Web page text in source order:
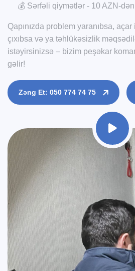
💰 Sərfəli qiymətlər - 10 AZN-
Qapınızda problem yaranıbsa,
çıxıbsa və ya təhlükəsizlik
istəyirsinizsə – bizim peşəkar
gəlir!
Zəng Et: 050 774 74 75